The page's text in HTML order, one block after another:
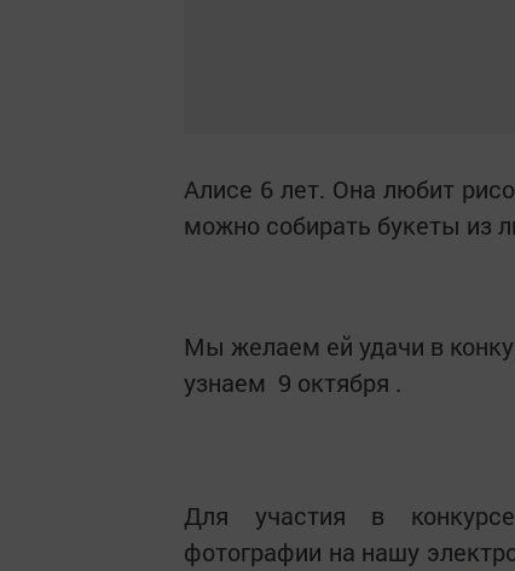
Алисе 6 лет. Она любит
можно собирать букеты из
Мы желаем ей удачи в
узнаем 9 октября .
Для участия в
фотографии на нашу